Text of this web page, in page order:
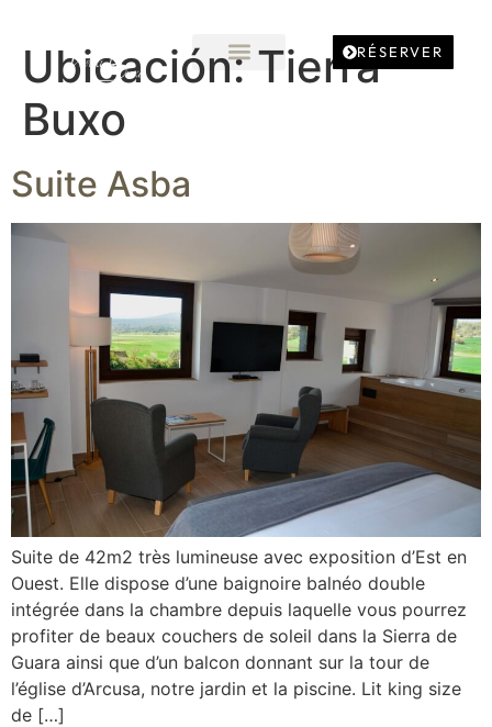
RÉSERVER
Ubicación:Tierra
Buxo
Suite Asba
Suite de 42m2 très lumineuse avec exposition d’Est en
Ouest. Elle dispose d’une baignoire balnéo double
intégrée dans la chambre depuis laquelle vous pourrez
profiter de beaux couchers de soleil dans la Sierra de
Guara ainsi que d’un balcon donnant sur la tour de
l’église d’Arcusa, notre jardin et la piscine. Lit king size
de […]